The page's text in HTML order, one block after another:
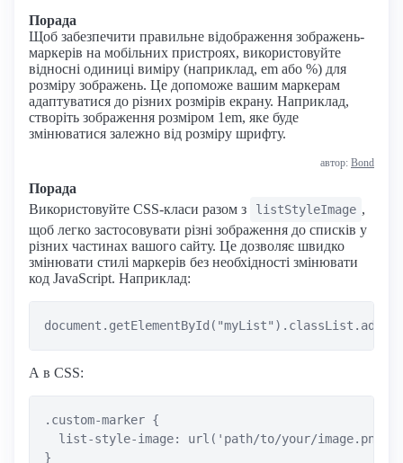
Порада
Щоб забезпечити правильне відображення зображень-
маркерів на мобільних пристроях, використовуйте
відносні одиниці виміру (наприклад, em або %) для
розміру зображень. Це допоможе вашим маркерам
адаптуватися до різних розмірів екрану. Наприклад,
створіть зображення розміром 1em, яке буде
змінюватися залежно від розміру шрифту.
автор: Bond
Порада
Використовуйте CSS-класи разом з
listStyleImage ,
щоб легко застосовувати різні зображення до списків у
різних частинах вашого сайту. Це дозволяє швидко
змінювати стилі маркерів без необхідності змінювати
код JavaScript. Наприклад:
А в CSS:
.custom-marker {
  list-style-image: url('path/to/your/image.png');